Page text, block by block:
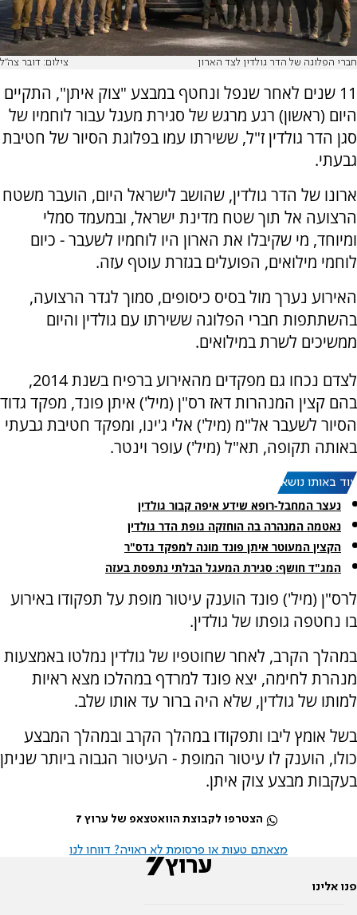
חברי הפלוגה של הדר גולדין לצד הארון צילום: דובר צה"ל
11 שנים לאחר שנפל ונחטף במבצע "צוק איתן", התקיים
היום (ראשון) רגע מרגש של סגירת מעגל עבור לוחמיו של
סגן הדר גולדין ז"ל, ששירתו עמו בפלוגת הסיור של חטיבת
גבעתי.
ארונו של הדר גולדין, שהושב לישראל היום, הועבר משטח
הרצועה אל תוך שטח מדינת ישראל, ובמעמד סמלי
ומיוחד, מי שקיבלו את הארון היו לוחמיו לשעבר - כיום
לוחמי מילואים, הפועלים בגזרת עוטף עזה.
האירוע נערך מול בסיס כיסופים, סמוך לגדר הרצועה,
בהשתתפות חברי הפלוגה ששירתו עם גולדין והיום
ממשיכים לשרת במילואים.
לצדם נכחו גם מפקדים מהאירוע ברפיח בשנת 2014,
בהם קצין המנהרות דאז רס"ן (מיל') איתן פונד, מפקד גדוד
הסיור לשעבר אל"מ (מיל') אלי ג'ינו, ומפקד חטיבת גבעתי
באותה תקופה, תא"ל (מיל') עופר וינטר.
עוד באותו נושא:
נעצר המחבל-רופא שידע איפה קבור גולדין
נאטמה המנהרה בה הוחזקה גופת הדר גולדין
הקצין המעוטר איתן פונד מונה למפקד גדס"ר
המג"ד חושף: סגירת המעגל הבלתי נתפסת בעזה
לרס"ן (מיל') פונד הוענק עיטור מופת על תפקודו באירוע
בו נחטפה גופתו של גולדין.
במהלך הקרב, לאחר שחוטפיו של גולדין נמלטו באמצעות
מנהרת לחימה, יצא פונד למרדף במהלכו מצא ראיות
למותו של גולדין, שלא היה ברור עד אותו שלב.
בשל אומץ ליבו ותפקודו במהלך הקרב ובמהלך המבצע
כולו, הוענק לו עיטור המופת - העיטור הגבוה ביותר שניתן
בעקבות מבצע צוק איתן.
הצטרפו לקבוצת הוואטצאפ של ערוץ 7
מצאתם טעות או פרסומת לא ראויה? דווחו לנו
פנו אלינו